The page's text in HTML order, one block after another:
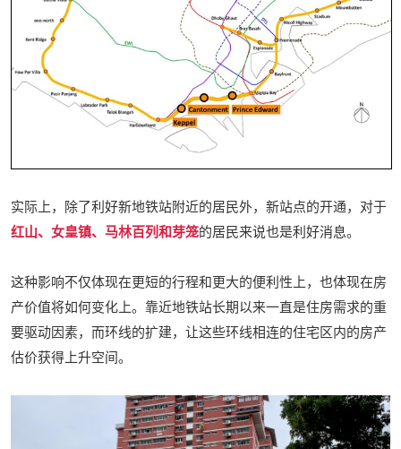
实际上，除了利好新地铁站附近的居民外，新站点的开通，对于
红山、女皇镇、马林百列和芽笼的居民来说也是利好消息。
这种影响不仅体现在更短的行程和更大的便利性上，也体现在房
产价值将如何变化上。靠近地铁站长期以来一直是住房需求的重
要驱动因素，而环线的扩建，让这些环线相连的住宅区内的房产
估价获得上升空间。